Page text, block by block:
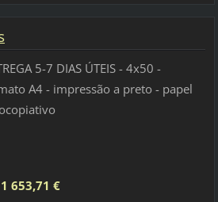
5-7 DIAS ÚTEIS - 4x50 -
A4 - impressão a preto - papel
1 653,71 €